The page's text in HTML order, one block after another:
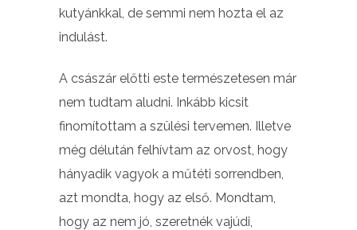
kutyánkkal, de semmi nem hozta el az
indulást.
A császár előtti este természetesen már
nem tudtam aludni. Inkább kicsit
finomítottam a szülési tervemen. Illetve
még délután felhívtam az orvost, hogy
hányadik vagyok a műtéti sorrendben,
azt mondta, hogy az első. Mondtam,
hogy az nem jó, szeretnék vajúdi,